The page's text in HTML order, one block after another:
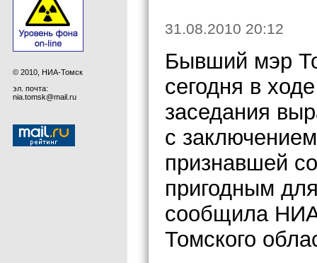
© 2010, НИА-Томск
эл. почта:
nia.tomsk@mail.ru
31.08.2010 20:12
Бывший мэр
сегодня в
заседания
с
признавшей
пригодным
сообщила НИА
Томского